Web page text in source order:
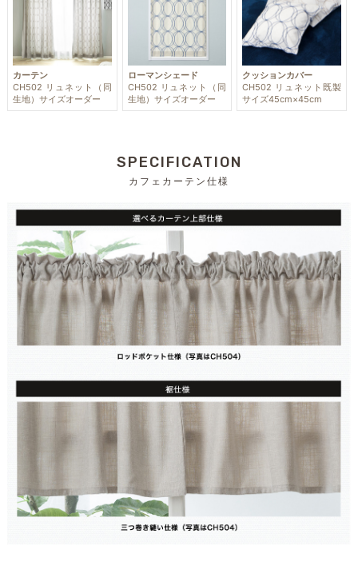
カーテン
CH502 リュネット（同
生地）サイズオーダー
ローマンシェード
CH502 リュネット（同
生地）サイズオーダー
クッションカバー
CH502 リュネット既製
サイズ45cm×45cm
SPECIFICATION
カフェカーテン仕様